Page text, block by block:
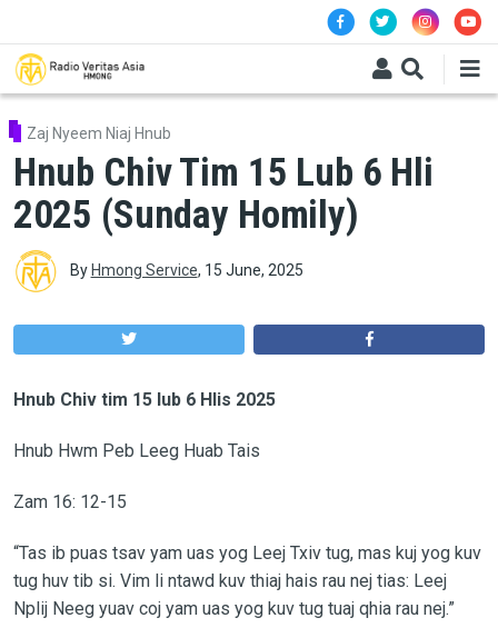
Zaj Nyeem Niaj Hnub
Hnub Chiv Tim 15 Lub 6 Hli
2025 (Sunday Homily)
By Hmong Service, 15 June, 2025
Hnub Chiv tim 15lub 6 Hlis 2025
Hnub Hwm Peb Leeg Huab Tais
Zam 16: 12-15
“Tas ib puas tsav yam uas yog Leej Txiv tug, mas kuj yog kuv
tug huv tib si. Vim li ntawd kuv thiaj hais rau nej tias: Leej
Nplij Neeg yuav coj yam uas yog kuv tug tuaj qhia rau nej.”